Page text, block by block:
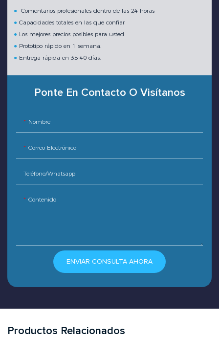
● Comentarios profesionales dentro de las 24 horas
●Capacidades totales en las que confiar
● Los mejores precios posibles para usted
● Prototipo rápido en 1 semana.
● Entrega rápida en 35-40 días.
Ponte En Contacto O Visítanos
Nombre
Correo Electrónico
Teléfono/whatsapp
Contenido
ENVIAR CONSULTA AHORA
Productos Relacionados